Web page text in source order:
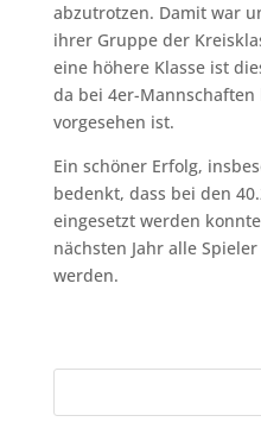
abzutrotzen. Damit war
ihrer Gruppe der
eine höhere Klasse ist
da bei 4er-
vorgesehen ist.
Ein schöner Erfolg,
bedenkt, dass bei den
eingesetzt werden
nächsten Jahr alle
werden.